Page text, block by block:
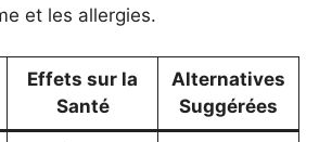
et les allergies.
Effets sur la
Santé
Alternatives
Suggérées